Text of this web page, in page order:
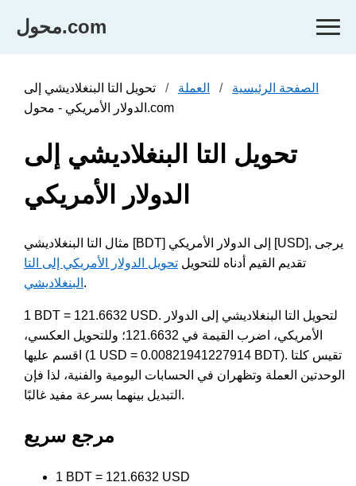
محول.com
الصفحة الرئيسية العملة
تحويل التا البنغلاديشي إلى
الدولار الأمريكي - محول.com
تحويل التا البنغلاديشي إلى
الدولار الأمريكي
مثال التا البنغلاديشي [BDT] إلى الدولار الأمريكي [USD], يرجى
تقديم القيم أدناه للتحويل تحويل الدولار الأمريكي إلى التا
البنغلاديشي .
1 BDT = 121.6632 USD. لتحويل التا البنغلاديشي إلى الدولار
الأمريكي، اضرب القيمة في 121.6632؛ وللتحويل العكسي،
اقسم عليها (1 USD = 0.00821941227914 BDT). تقيس كلتا
الوحدتين العملة وتظهران في الحسابات اليومية والفنية، لذا فإن
التبديل بينهما بسرعة مفيد غالبًا.
مرجع سريع
1 BDT = 121.6632 USD